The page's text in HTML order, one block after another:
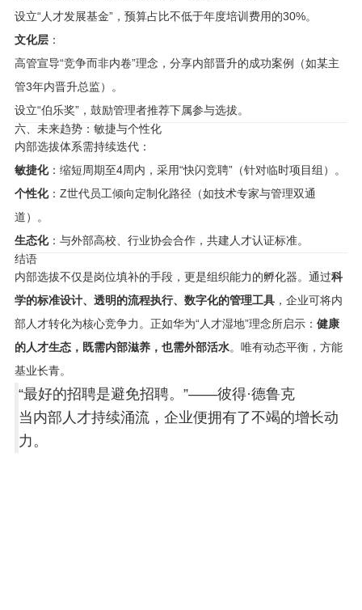
设立“人才发展基金”，预算占比不低于年度培训费用的30%。
文化层：
高管宣导“竞争而非内卷”理念，分享内部晋升的成功案例（如某主
管3年内晋升总监）。
设立“伯乐奖”，鼓励管理者推荐下属参与选拔。
六、未来趋势：敏捷与个性化
内部选拔体系需持续迭代：
敏捷化：缩短周期至4周内，采用“快闪竞聘”（针对临时项目组）。
个性化：Z世代员工倾向定制化路径（如技术专家与管理双通
道）。
生态化：与外部高校、行业协会合作，共建人才认证标准。
结语
内部选拔不仅是岗位填补的手段，更是组织能力的孵化器。通过科
学的标准设计、透明的流程执行、数字化的管理工具，企业可将内
部人才转化为核心竞争力。正如华为“人才湿地”理念所启示： 健康
的人才生态，既需内部滋养，也需外部活水。唯有动态平衡，方能
基业长青。
“最好的招聘是避免招聘。”——彼得·德鲁克
当内部人才持续涌流，企业便拥有了不竭的增长动
力。